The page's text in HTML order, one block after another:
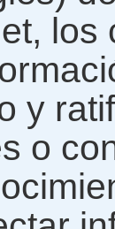
los
y
o